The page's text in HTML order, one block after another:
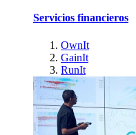
Servicios financieros
OwnIt
GainIt
RunIt